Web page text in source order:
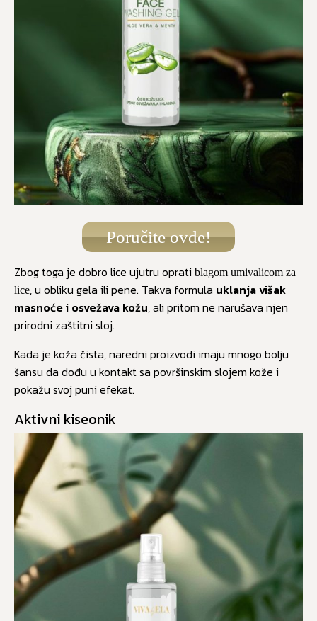
Poručite ovde!
Zbog toga je dobro lice ujutru oprati blagom umivalicom za
lice, u obliku gela ili pene. Takva formula uklanja višak
masnoće i osvežava kožu, ali pritom ne narušava njen
prirodni zaštitni sloj.
Kada je koža čista, naredni proizvodi imaju mnogo bolju
šansu da dođu u kontakt sa površinskim slojem kože i
pokažu svoj puni efekat.
Aktivni kiseonik